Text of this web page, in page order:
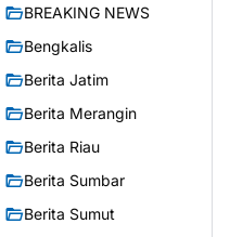
BREAKING NEWS
Bengkalis
Berita Jatim
Berita Merangin
Berita Riau
Berita Sumbar
Berita Sumut